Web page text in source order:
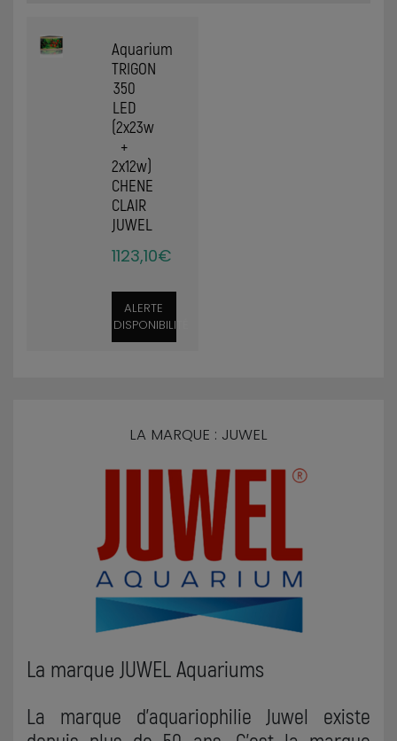
Aquarium
TRIGON
350
LED
(2x23w
+
2x12w)
CHENE
CLAIR
JUWEL
1123,10€
ALERTE
DISPONIBILITÉ
LA MARQUE : JUWEL
La marque JUWEL Aquariums
La marque d'aquariophilie Juwel existe